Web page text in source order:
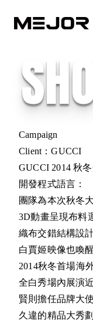
Campaign
Client：GUCCI
GUCCI 2014 秋
開發程式語言：
團隊為本次秋冬
3D動畫呈現布料
織布交錯結構設
白賈姬映像也喚
2014秋冬首場海
全白秀場內展演
賢則擔任品牌大
久違的精品大秀